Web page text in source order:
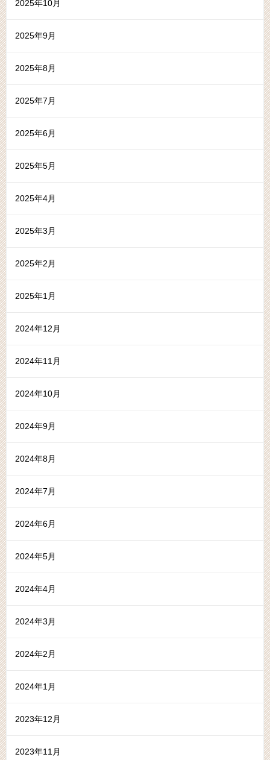
2025年10月
2025年9月
2025年8月
2025年7月
2025年6月
2025年5月
2025年4月
2025年3月
2025年2月
2025年1月
2024年12月
2024年11月
2024年10月
2024年9月
2024年8月
2024年7月
2024年6月
2024年5月
2024年4月
2024年3月
2024年2月
2024年1月
2023年12月
2023年11月